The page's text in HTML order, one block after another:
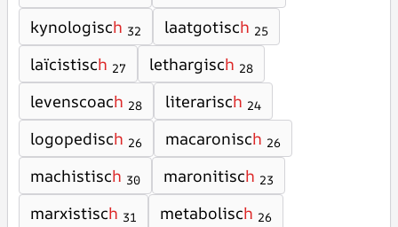
kynologisch 32 laatgotisch 25
laïcistisch 27 lethargisch 28
levenscoach 28 literarisch 24
logopedisch 26 macaronisch 26
machistisch 30 maronitisch 23
marxistisch 31 metabolisch 26